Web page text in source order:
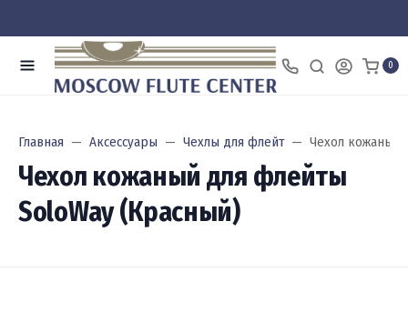
0
Главная Аксессуары Чехлы для флейт Чехол кожаный
Чехол кожаный для флейты
SoloWay (Красный)